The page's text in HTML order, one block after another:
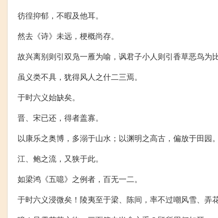
彷徨抑郁，不暇及他耳。
然去《诗》未远，梗概尚存。
故兴离别则引双凫一雁为喻，讽君子小人则引香草恶鸟为比
虽义类不具，犹得风人之什二三焉。
于时六义始缺矣。
晋、宋已还，得者盖寡。
以康乐之奥博，多溺于山水；以渊明之高古，偏放于田园。
江、鲍之流，又狭于此。
如梁鸿《五噫》之例者，百无一二。
于时六义浸微矣！陵夷至于梁、陈间，率不过嘲风雪、弄花